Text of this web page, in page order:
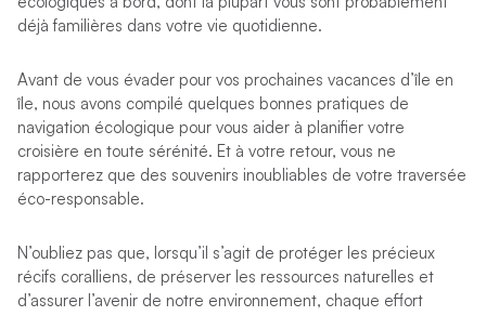
déjà familières dans votre vie quotidienne.
Avant de vous évader pour vos prochaines vacances d’île en
île, nous avons compilé quelques bonnes pratiques de
navigation écologique pour vous aider à planifier votre
croisière en toute sérénité. Et à votre retour, vous ne
rapporterez que des souvenirs inoubliables de votre traversée
éco-responsable.
N’oubliez pas que, lorsqu’il s’agit de protéger les précieux
récifs coralliens, de préserver les ressources naturelles et
d’assurer l’avenir de notre environnement, chaque effort